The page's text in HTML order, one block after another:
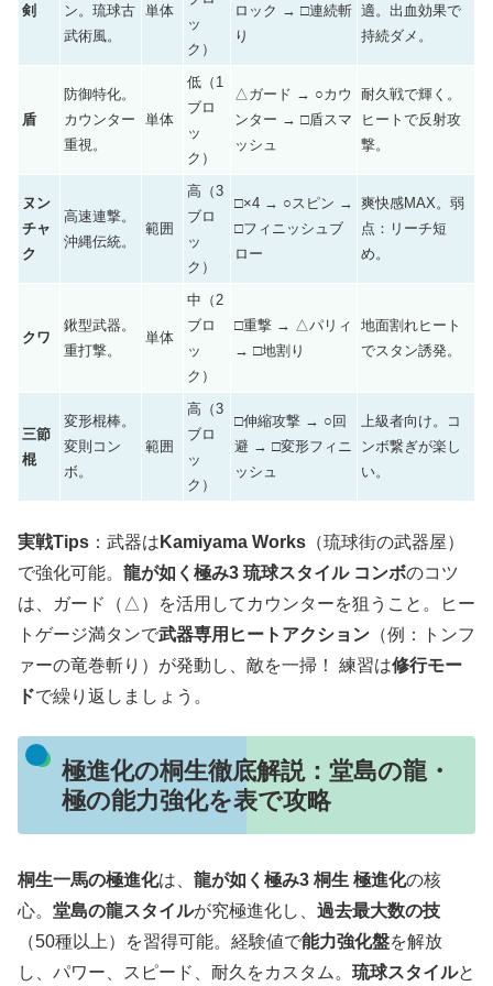
剣
ン。琉球古
武術風。
単体
ッ
ク）
ロック → □連続斬
り
適。出血効果で
持続ダメ。
盾
防御特化。
カウンター
重視。
単体
低（1
ブロ
ッ
ク）
△ガード → ○カウ
ンター → □盾スマ
ッシュ
耐久戦で輝く。
ヒートで反射攻
撃。
ヌン
チャ
ク
高速連撃。
沖縄伝統。
範囲
高（3
ブロ
ッ
ク）
□×4 → ○スピン →
□フィニッシュブ
ロー
爽快感MAX。弱
点：リーチ短
め。
クワ
鍬型武器。
重打撃。
単体
中（2
ブロ
ッ
ク）
□重撃 → △パリィ
→ □地割り
地面割れヒート
でスタン誘発。
三節
棍
変形棍棒。
変則コン
ボ。
範囲
高（3
ブロ
ッ
ク）
□伸縮攻撃 → ○回
避 → □変形フィニ
ッシュ
上級者向け。コ
ンボ繋ぎが楽し
い。
実戦Tips ：武器は Kamiyama Works （琉球街の武器屋）
で強化可能。 龍が如く極み3 琉球スタイル コンボのコツ
は、ガード（△）を活用してカウンターを狙うこと。ヒー
トゲージ満タンで武器専用ヒートアクション （例：トンフ
ァーの竜巻斬り）が発動し、敵を一掃！ 練習は修行モー
ドで繰り返しましょう。
極進化の桐生徹底解説：堂島の龍・
極の能力強化を表で攻略
桐生一馬の極進化は、 龍が如く極み3 桐生 極進化の核
心。 堂島の龍スタイルが究極進化し、 過去最大数の技
（50種以上）を習得可能。経験値で能力強化盤を解放
し、パワー、スピード、耐久をカスタム。 琉球スタイルと